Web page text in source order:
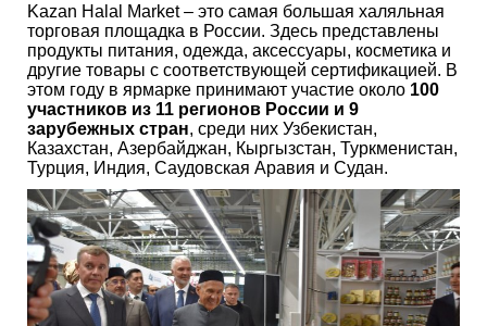
Kazan Halal Market – это самая большая халяльная
торговая площадка в России. Здесь представлены
продукты питания, одежда, аксессуары, косметика и
другие товары с соответствующей сертификацией. В
этом году в ярмарке принимают участие около 100
участников из 11 регионов России и 9
зарубежных стран, среди них Узбекистан,
Казахстан, Азербайджан, Кыргызстан, Туркменистан,
Турция, Индия, Саудовская Аравия и Судан.